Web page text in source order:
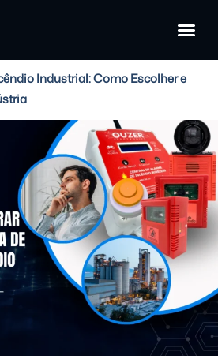
Industrial: Como Escolher e